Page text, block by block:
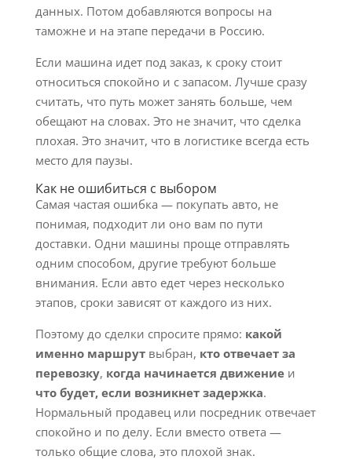
данных. Потом добавляются вопросы на
таможне и на этапе передачи в Россию.
Если машина идет под заказ, к сроку стоит
относиться спокойно и с запасом. Лучше сразу
считать, что путь может занять больше, чем
обещают на словах. Это не значит, что сделка
плохая. Это значит, что в логистике всегда есть
место для паузы.
Как не ошибиться с выбором
Самая частая ошибка — покупать авто, не
понимая, подходит ли оно вам по пути
доставки. Одни машины проще отправлять
одним способом, другие требуют больше
внимания. Если авто едет через несколько
этапов, сроки зависят от каждого из них.
Поэтому до сделки спросите прямо: какой
именно маршрутвыбран, кто отвечает за
перевозку, когда начинается движениеи
что будет, если возникнет задержка.
Нормальный продавец или посредник отвечает
спокойно и по делу. Если вместо ответа —
только общие слова, это плохой знак.